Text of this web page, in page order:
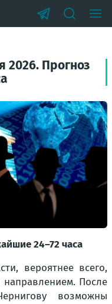
2026. Прогноз
24–72 часа
вероятнее всего,
направлением. После
возможны